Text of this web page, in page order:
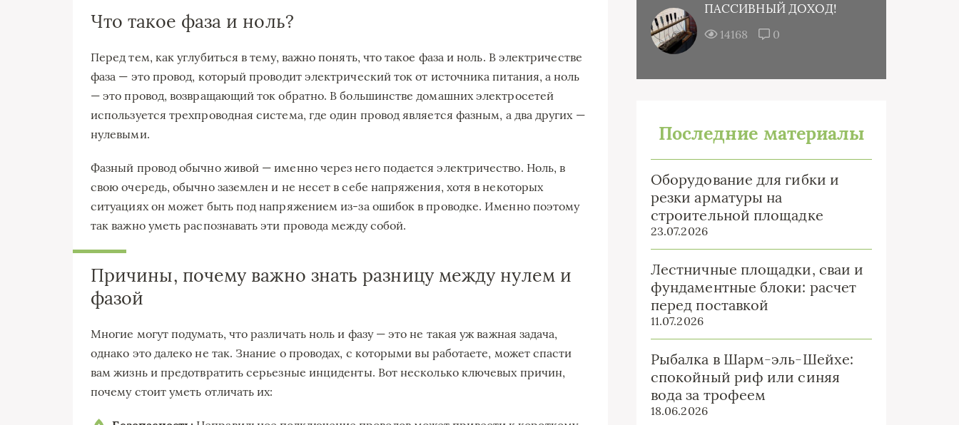
Что такое фаза и ноль?
Перед тем, как углубиться в тему, важно понять, что такое фаза и ноль. В электричестве
фаза — это провод, который проводит электрический ток от источника питания, а ноль
— это провод, возвращающий ток обратно. В большинстве домашних электросетей
используется трехпроводная система, где один провод является фазным, а два других —
нулевыми.
Фазный провод обычно живой — именно через него подается электричество. Ноль, в
свою очередь, обычно заземлен и не несет в себе напряжения, хотя в некоторых
ситуациях он может быть под напряжением из-за ошибок в проводке. Именно поэтому
так важно уметь распознавать эти провода между собой.
Причины, почему важно знать разницу между нулем и
фазой
Многие могут подумать, что различать ноль и фазу — это не такая уж важная задача,
однако это далеко не так. Знание о проводах, с которыми вы работаете, может спасти
вам жизнь и предотвратить серьезные инциденты. Вот несколько ключевых причин,
почему стоит уметь отличать их:
ПАССИВНЫЙ ДОХОД!
14168 0
Последние материалы
Оборудование для гибки и
резки арматуры на
строительной площадке
23.07.2026
Лестничные площадки, сваи и
фундаментные блоки: расчет
перед поставкой
11.07.2026
Рыбалка в Шарм-эль-Шейхе:
спокойный риф или синяя
вода за трофеем
18.06.2026